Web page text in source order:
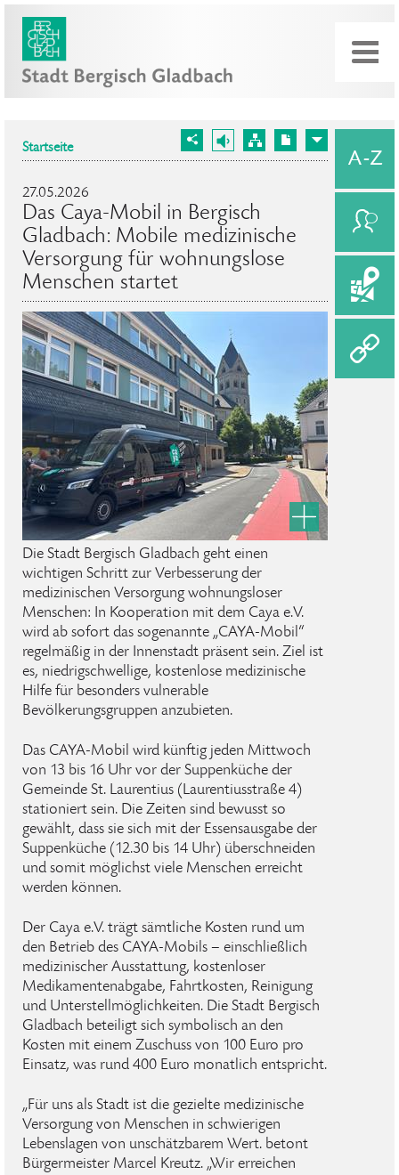
Startseite
27.05.2026
Das Caya-Mobil in Bergisch
Gladbach: Mobile medizinische
Versorgung für wohnungslose
Menschen startet
Die Stadt Bergisch Gladbach geht einen
wichtigen Schritt zur Verbesserung der
medizinischen Versorgung wohnungsloser
Menschen: In Kooperation mit dem Caya e.V.
wird ab sofort das sogenannte „CAYA-Mobil“
regelmäßig in der Innenstadt präsent sein. Ziel ist
es, niedrigschwellige, kostenlose medizinische
Hilfe für besonders vulnerable
Bevölkerungsgruppen anzubieten.
Das CAYA-Mobil wird künftig jeden Mittwoch
von 13 bis 16 Uhr vor der Suppenküche der
Gemeinde St. Laurentius (Laurentiusstraße 4)
stationiert sein. Die Zeiten sind bewusst so
gewählt, dass sie sich mit der Essensausgabe der
Suppenküche (12.30 bis 14 Uhr) überschneiden
und somit möglichst viele Menschen erreicht
werden können.
Der Caya e.V. trägt sämtliche Kosten rund um
den Betrieb des CAYA-Mobils – einschließlich
medizinischer Ausstattung, kostenloser
Medikamentenabgabe, Fahrtkosten, Reinigung
und Unterstellmöglichkeiten. Die Stadt Bergisch
Gladbach beteiligt sich symbolisch an den
Kosten mit einem Zuschuss von 100 Euro pro
Einsatz, was rund 400 Euro monatlich entspricht.
„Für uns als Stadt ist die gezielte medizinische
Versorgung von Menschen in schwierigen
Lebenslagen von unschätzbarem Wert. betont
Bürgermeister Marcel Kreutz. „Wir erreichen